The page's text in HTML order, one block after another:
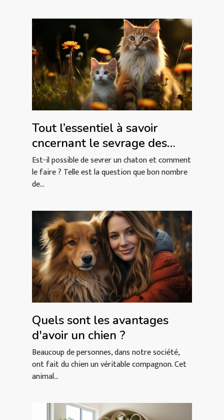
Tout l’essentiel à savoir
cncernant le sevrage des
chatons
Est-il possible de sevrer un chaton et comment
le faire ? Telle est la question que bon nombre
de...
Quels sont les avantages
d'avoir un chien ?
Beaucoup de personnes, dans notre société,
ont fait du chien un véritable compagnon. Cet
animal...